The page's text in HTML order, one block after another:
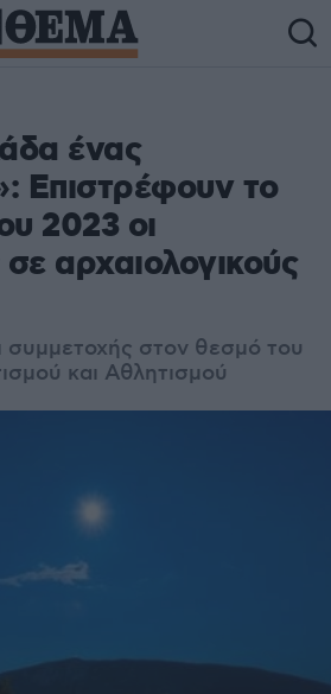
ένας
Επιστρέφουν το
2023 οι
αρχαιολογικούς
συμμετοχής στον θεσμό του
και Αθλητισμού